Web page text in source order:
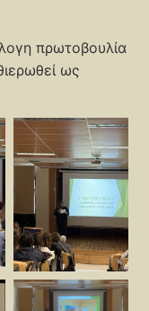
πρωτοβουλία
ως